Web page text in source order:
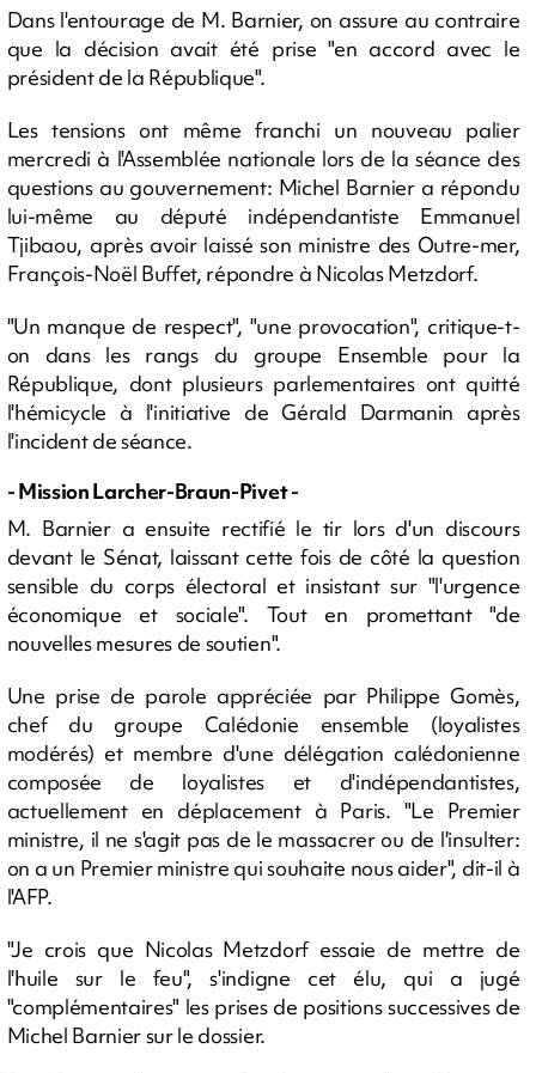
Dans l'entourage de M. Barnier, on assure au contraire
que la décision avait été prise "en accord avec le
président de la République".
Les tensions ont même franchi un nouveau palier
mercredi à l'Assemblée nationale lors de la séance des
questions au gouvernement: Michel Barnier a répondu
lui-même au député indépendantiste Emmanuel
Tjibaou, après avoir laissé son ministre des Outre-mer,
François-Noël Buffet, répondre à Nicolas Metzdorf.
"Un manque de respect", "une provocation", critique-t-
on dans les rangs du groupe Ensemble pour la
République, dont plusieurs parlementaires ont quitté
l'hémicycle à l'initiative de Gérald Darmanin après
l'incident de séance.
- Mission Larcher-Braun-Pivet -
M. Barnier a ensuite rectifié le tir lors d'un discours
devant le Sénat, laissant cette fois de côté la question
sensible du corps électoral et insistant sur "l'urgence
économique et sociale". Tout en promettant "de
nouvelles mesures de soutien".
Une prise de parole appréciée par Philippe Gomès,
chef du groupe Calédonie ensemble (loyalistes
modérés) et membre d'une délégation calédonienne
composée de loyalistes et d'indépendantistes,
actuellement en déplacement à Paris. "Le Premier
ministre, il ne s'agit pas de le massacrer ou de l'insulter:
on a un Premier ministre qui souhaite nous aider", dit-il à
l'AFP.
"Je crois que Nicolas Metzdorf essaie de mettre de
l'huile sur le feu", s'indigne cet élu, qui a jugé
"complémentaires" les prises de positions successives de
Michel Barnier sur le dossier.